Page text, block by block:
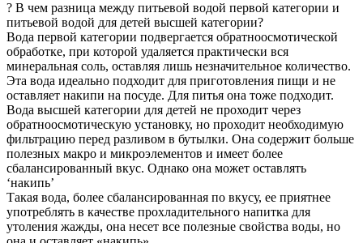
? В чем разница между питьевой водой первой категории и
питьевой водой для детей высшей категории?
Вода первой категории подвергается обратноосмотической
обработке, при которой удаляется практически вся
минеральная соль, оставляя лишь незначительное количество.
Эта вода идеально подходит для приготовления пищи и не
оставляет накипи на посуде. Для питья она тоже подходит.
Вода высшей категории для детей не проходит через
обратноосмотическую установку, но проходит необходимую
фильтрацию перед разливом в бутылки. Она содержит больше
полезных макро и микроэлементов и имеет более
сбалансированный вкус. Однако она может оставлять
‘накипь’
Такая вода, более сбалансированная по вкусу, ее приятнее
употреблять в качестве прохладительного напитка для
утоления жажды, она несет все полезные свойства воды, но